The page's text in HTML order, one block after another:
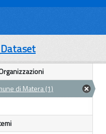
Dataset
di Matera (1)